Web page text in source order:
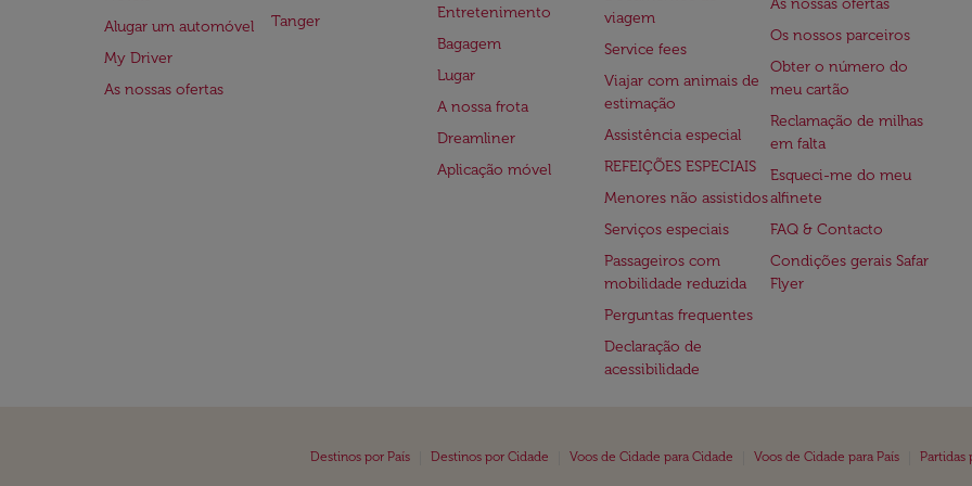
Alugar um automóvel
My Driver
As nossas ofertas
Tanger
Entretenimento
Bagagem
Lugar
A nossa frota
Dreamliner
Aplicação móvel
viagem
Service fees
Viajar com animais de
estimação
Assistência especial
REFEIÇÕES ESPECIAIS
Menores não assistidos
Serviços especiais
Passageiros com
mobilidade reduzida
Perguntas frequentes
Declaração de
acessibilidade
As nossas ofertas
Os nossos parceiros
Obter o número do
meu cartão
Reclamação de milhas
em falta
Esqueci-me do meu
alfinete
FAQ & Contacto
Condições gerais Safar
Flyer
Destinos por País Destinos por Cidade Voos de Cidade para Cidade Voos de Cidade para País Partidas